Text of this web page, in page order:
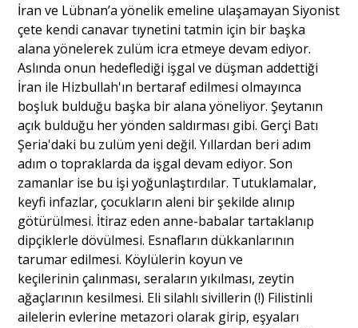
İran ve Lübnan’a yönelik emeline ulaşamayan Siyonist
çete kendi canavar tıynetini tatmin için bir başka
alana yönelerek zulüm icra etmeye devam ediyor.
Aslında onun hedeflediği işgal ve düşman addettiği
İran ile Hizbullah'ın bertaraf edilmesi olmayınca
boşluk bulduğu başka bir alana yöneliyor. Şeytanın
açık bulduğu her yönden saldırması gibi. Gerçi Batı
Şeria'daki bu zulüm yeni değil. Yıllardan beri adım
adım o topraklarda da işgal devam ediyor. Son
zamanlar ise bu işi yoğunlaştırdılar. Tutuklamalar,
keyfi infazlar, çocukların aleni bir şekilde alınıp
götürülmesi. İtiraz eden anne-babalar tartaklanıp
dipçiklerle dövülmesi. Esnafların dükkanlarının
tarumar edilmesi. Köylülerin koyun ve
keçilerinin çalınması, seraların yıkılması, zeytin
ağaçlarının kesilmesi. Eli silahlı sivillerin (!) Filistinli
ailelerin evlerine metazori olarak girip, eşyaları